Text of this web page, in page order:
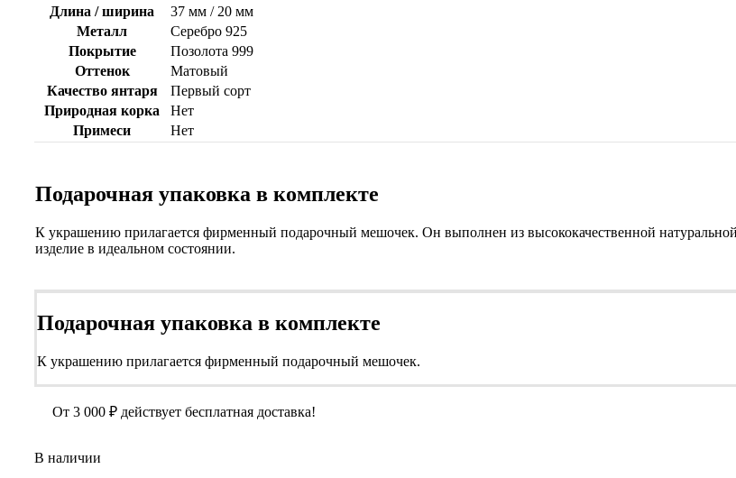
Длина / ширина
37 мм / 20 мм
Металл
Серебро 925
Покрытие
Позолота 999
Оттенок
Матовый
Качество янтаря
Первый сорт
Природная корка
Нет
Примеси
Нет
Подарочная упаковка в комплекте
К украшению прилагается фирменный подарочный мешочек. Он выполнен из высококачественной
изделие в идеальном состоянии.
Подарочная упаковка в комплекте
К украшению прилагается фирменный подарочный мешочек.
От 3 000 ₽ действует бесплатная доставка!
В наличии